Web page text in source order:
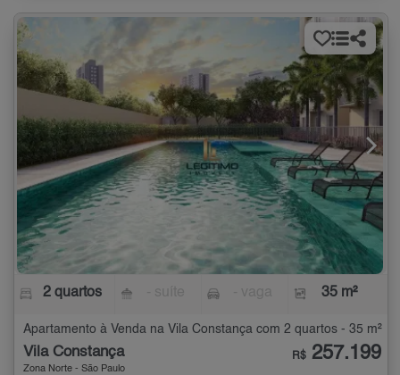
2 quartos 35 m²
Apartamento à Venda na Vila Constança com 2 quartos - 35 m²
Vila Constança
Zona Norte - São Paulo
R$ 257.199